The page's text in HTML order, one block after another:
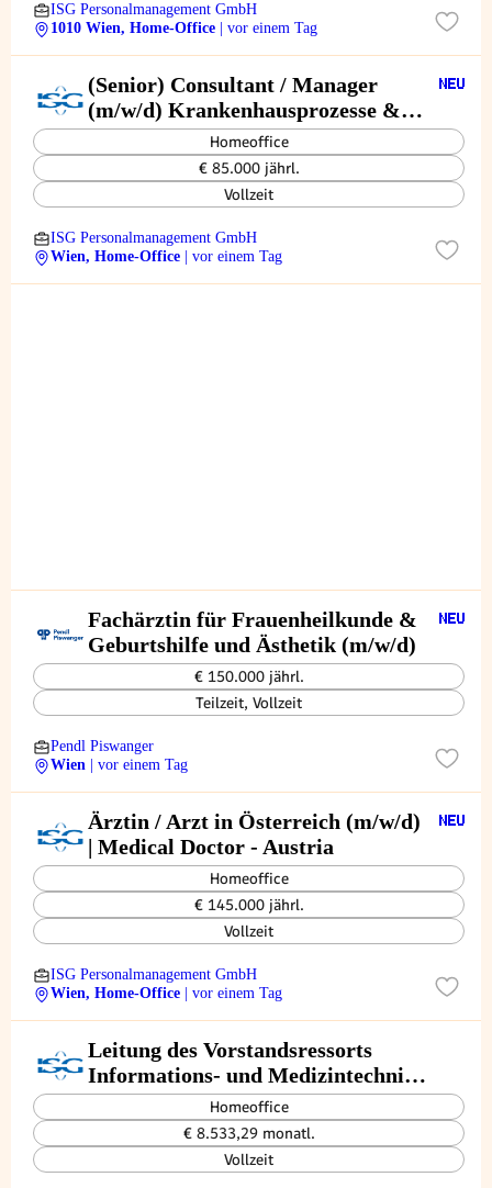
ISG Personalmanagement GmbH
1010 Wien, Home-Office
| vor einem Tag
(Senior) Consultant / Manager
(m/w/d) Krankenhausprozesse &
Betriebsorganisation
Homeoffice
€ 85.000 jährl.
Vollzeit
ISG Personalmanagement GmbH
Wien, Home-Office
| vor einem Tag
Fachärztin für Frauenheilkunde &
Geburtshilfe und Ästhetik (m/w/d)
€ 150.000 jährl.
Teilzeit, Vollzeit
Pendl Piswanger
Wien
| vor einem Tag
Ärztin / Arzt in Österreich (m/w/d)
| Medical Doctor - Austria
Homeoffice
€ 145.000 jährl.
Vollzeit
ISG Personalmanagement GmbH
Wien, Home-Office
| vor einem Tag
Leitung des Vorstandsressorts
Informations- und Medizintechnik-
ManagementHomeoffice
€ 8.533,29 monatl.
Vollzeit